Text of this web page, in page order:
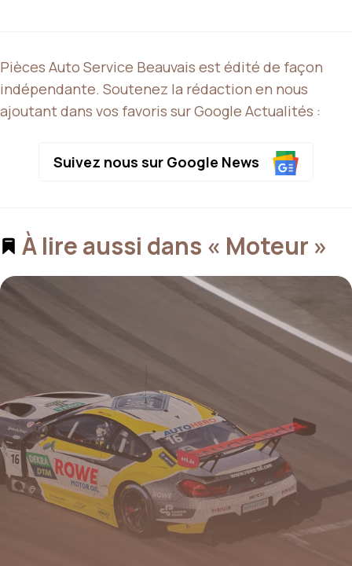
Pièces Auto Service Beauvais est édité de façon
indépendante. Soutenez la rédaction en nous
ajoutant dans vos favoris sur Google Actualités :
Suivez nous sur Google News
À lire aussi dans « Moteur »